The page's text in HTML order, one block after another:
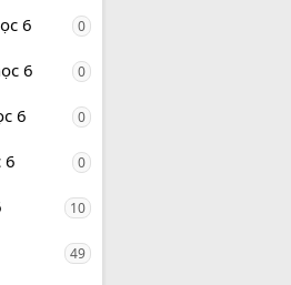
6 0
6 0
6 0
6 0
10
49